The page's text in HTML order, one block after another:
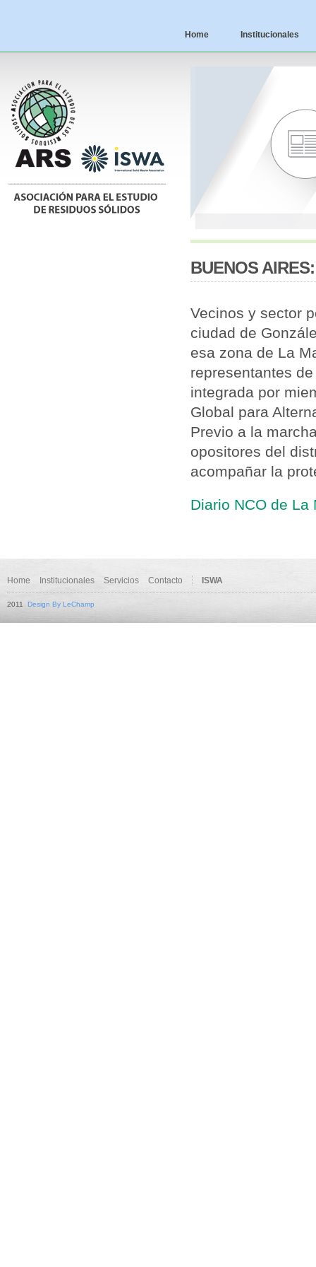
Home Institucionales
BUENOS
Vecinos y sector
ciudad de
esa zona de La
representantes
integrada por
Global para
Previo a la
opositores del
acompañar la
Diario NCO de La
Home Institucionales Servicios Contacto ISWA
2011 Design By LeChamp